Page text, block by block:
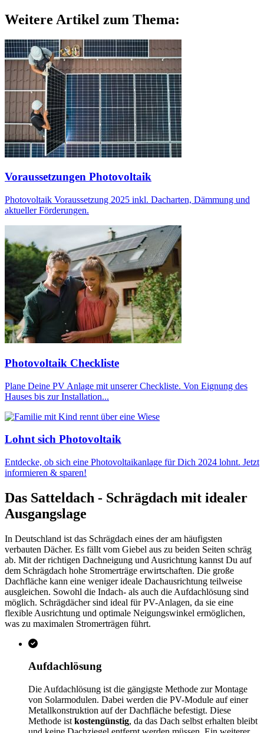
Weitere Artikel zum Thema:
Voraussetzungen Photovoltaik
Photovoltaik Voraussetzung 2025 inkl. Dacharten, Dämmung und
aktueller Förderungen.
Photovoltaik Checkliste
Plane Deine PV Anlage mit unserer Checkliste. Von Eignung des
Hauses bis zur Installation...
Lohnt sich Photovoltaik
Entdecke, ob sich eine Photovoltaikanlage für Dich 2024 lohnt. Jetzt
informieren & sparen!
Das Satteldach - Schrägdach mit idealer
Ausgangslage
In Deutschland ist das Schrägdach eines der am häufigsten
verbauten Dächer. Es fällt vom Giebel aus zu beiden Seiten schräg
ab. Mit der richtigen Dachneigung und Ausrichtung kannst Du auf
dem Schrägdach hohe Stromerträge erwirtschaften. Die große
Dachfläche kann eine weniger ideale Dachausrichtung teilweise
ausgleichen. Sowohl die Indach- als auch die Aufdachlösung sind
möglich. Schrägdächer sind ideal für PV-Anlagen, da sie eine
flexible Ausrichtung und optimale Neigungswinkel ermöglichen,
was zu maximalen Stromerträgen führt.
Aufdachlösung
Die Aufdachlösung ist die gängigste Methode zur Montage
von Solarmodulen. Dabei werden die PV-Module auf einer
Metallkonstruktion auf der Dachfläche befestigt. Diese
Methode ist kostengünstig, da das Dach selbst erhalten bleibt